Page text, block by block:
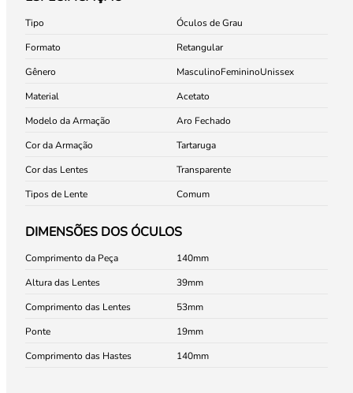
Tipo
Óculos de Grau
Formato
Retangular
Gênero
MasculinoFemininoUnissex
Material
Acetato
Modelo da Armação
Aro Fechado
Cor da Armação
Tartaruga
Cor das Lentes
Transparente
Tipos de Lente
Comum
DIMENSÕES DOS ÓCULOS
Comprimento da Peça
140
Altura das Lentes
39
Comprimento das Lentes
53
Ponte
19
Comprimento das Hastes
140